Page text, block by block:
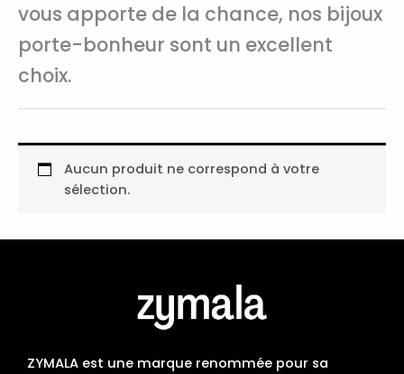
vous apporte de la chance, nos bijoux
porte-bonheur sont un excellent
choix.
Aucun produit ne correspond à votre
sélection.
ZYMALA est une marque renommée pour sa